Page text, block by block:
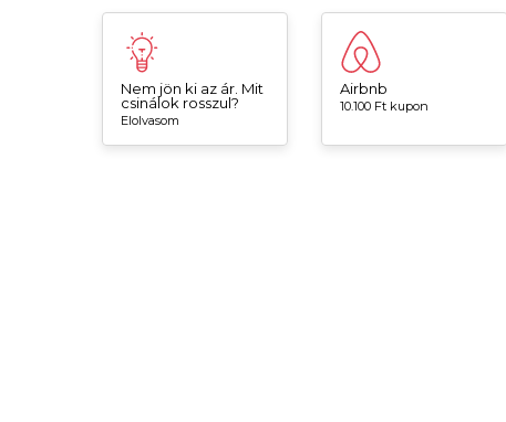
Nem jön ki az ár. Mit
csinálok rosszul?
Elolvasom
Airbnb
10.100 Ft kupon